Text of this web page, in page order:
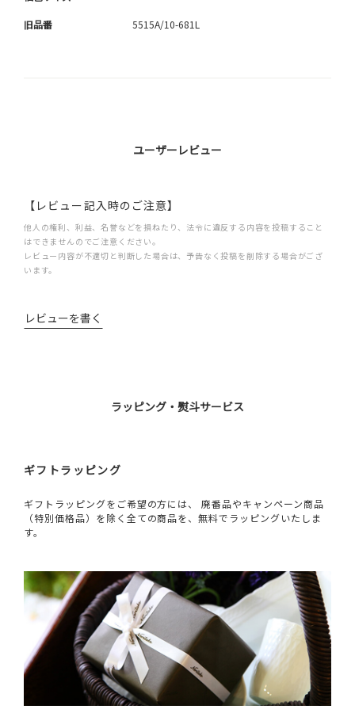
旧品番 5515A/10-681L
ユーザーレビュー
【レビュー記入時のご注意】
他人の権利、利益、名誉などを損ねたり、法令に違反する内容を投稿すること
はできませんのでご注意ください。
レビュー内容が不適切と判断した場合は、予告なく投稿を削除する場合がござ
います。
レビューを書く
ラッピング・熨斗サービス
ギフトラッピング
ギフトラッピングをご希望の方には、 廃番品やキャンペーン商品
（特別価格品）を除く全ての商品を、無料でラッピングいたしま
す。